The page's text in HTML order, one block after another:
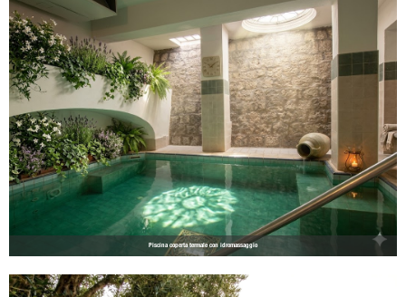
Piscina coperta termale con idromassaggio